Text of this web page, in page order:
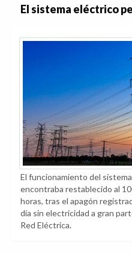
El sistema eléctrico
El funcionamiento del
encontraba restablecido al
horas, tras el apagón
día sin electricidad a gran
Red Eléctrica.